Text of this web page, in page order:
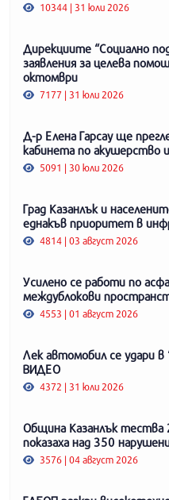
10344 | 31 юли 2026
Дирекциите “Социално
заявления за целева
октомври
7177 | 31 юли 2026
Д-р Елена Гарсау ще
кабинета по акушерство
5091 | 30 юли 2026
Град Казанлък и
еднакъв приоритет в
4814 | 03 август 2026
Усилено се работи по
междублокови
4553 | 01 август 2026
Лек автомобил се удари
ВИДЕО
4372 | 31 юли 2026
Община Казанлък тества
показаха над 350
3576 | 04 август 2026